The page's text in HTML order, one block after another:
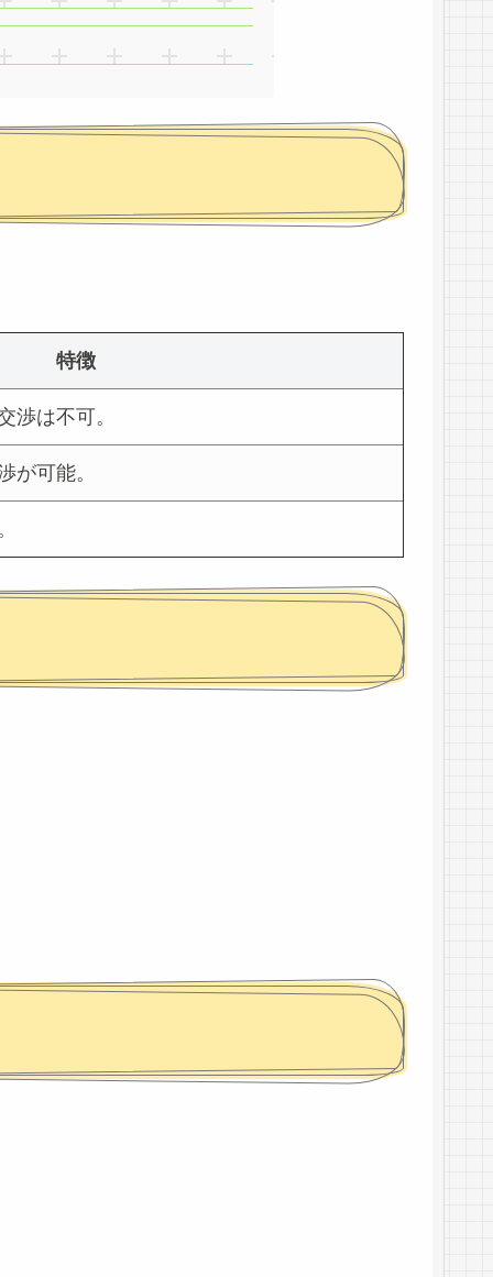
特徴
渉は不可。
が可能。